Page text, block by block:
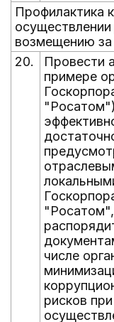
Профилактика
возмещению
20.
Провести
примере
"Росатом")
числе
рисков при